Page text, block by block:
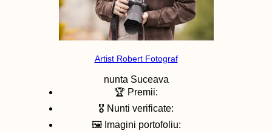
Artist Robert Fotograf
nunta Suceava
🏆 Premii:
🎖️ Nunti verificate:
🖼️ Imagini portofoliu: